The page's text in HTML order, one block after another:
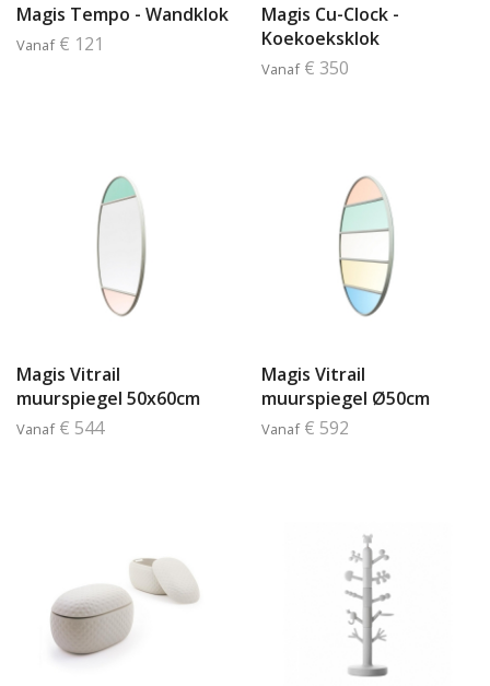
Magis Tempo - Wandklok
Vanaf € 121
Magis Cu-Clock -
Koekoeksklok
Vanaf € 350
Magis Vitrail
muurspiegel 50x60cm
Vanaf € 544
Magis Vitrail
muurspiegel Ø50cm
Vanaf € 592